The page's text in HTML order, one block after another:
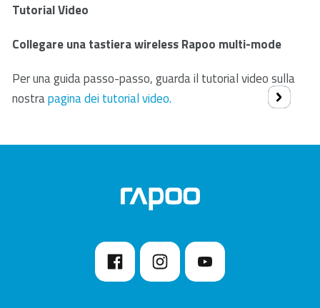
Tutorial Video
Collegare una tastiera wireless Rapoo multi-mode
Per una guida passo-passo, guarda il tutorial video sulla
nostrapagina dei tutorial video.